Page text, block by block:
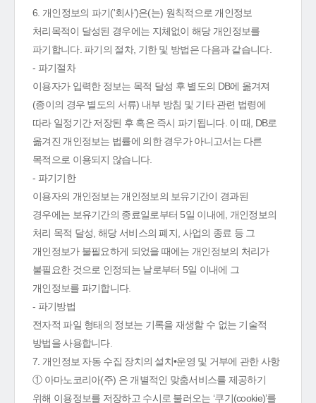
6. 개인정보의 파기('회사')은(는) 원칙적으로 개인정보
처리목적이 달성된 경우에는 지체없이 해당 개인정보를
파기합니다. 파기의 절차, 기한 및 방법은 다음과 같습니다.
- 파기절차
이용자가 입력한 정보는 목적 달성 후 별도의 DB에 옮겨져
(종이의 경우 별도의 서류) 내부 방침 및 기타 관련 법령에
따라 일정기간 저장된 후 혹은 즉시 파기됩니다. 이 때, DB로
옮겨진 개인정보는 법률에 의한 경우가 아니고서는 다른
목적으로 이용되지 않습니다.
- 파기기한
이용자의 개인정보는 개인정보의 보유기간이 경과된
경우에는 보유기간의 종료일로부터 5일 이내에, 개인정보의
처리 목적 달성, 해당 서비스의 폐지, 사업의 종료 등 그
개인정보가 불필요하게 되었을 때에는 개인정보의 처리가
불필요한 것으로 인정되는 날로부터 5일 이내에 그
개인정보를 파기합니다.
- 파기방법
전자적 파일 형태의 정보는 기록을 재생할 수 없는 기술적
방법을 사용합니다.
7. 개인정보 자동 수집 장치의 설치•운영 및 거부에 관한 사항
① 아마노코리아(주) 은 개별적인 맞춤서비스를 제공하기
위해 이용정보를 저장하고 수시로 불러오는 ‘쿠기(cookie)’를